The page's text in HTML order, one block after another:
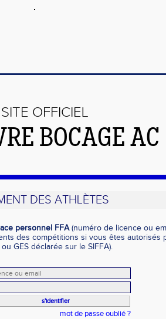
SITE OFFICIEL
BOCAGE AC
DES ATHLÈTES
personnel FFA(numéro de licence ou
des compétitions si vous êtes autorisés
GES déclarée sur le SIFFA).
mot de passe oublié ?